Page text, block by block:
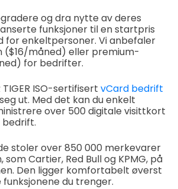
og dra nytte av deres
funksjoner til en startpris
for enkeltpersoner. Vi anbefaler
måned) eller premium-
for bedrifter.
ISO-sertifisert vCard bedrift
ut. Med det kan du enkelt
over 500 digitale visittkort
bedrift.
stoler over 850 000 merkevarer
Cartier, Red Bull og KPMG, på
Den ligger komfortabelt øverst
du trenger.